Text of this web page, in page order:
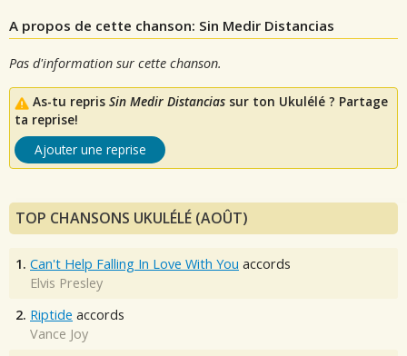
A propos de cette chanson: Sin Medir Distancias
Pas d'information sur cette chanson.
As-tu repris Sin Medir Distancias sur ton Ukulélé ? Partage
ta reprise!
Ajouter une reprise
TOP CHANSONS UKULÉLÉ (AOÛT)
1. Can't Help Falling In Love With You accords
Elvis Presley
2. Riptide accords
Vance Joy